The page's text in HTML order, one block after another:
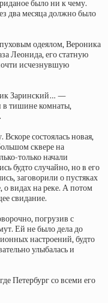
было ни к чему.
два месяца должно было
одеялом, Вероника
Леонида, его статную
исчезнувшую
Заринский… —
в тишине комнаты,
состоялась новая,
сквере на
только начали
будто случайно, но в его
заговорили о пустяках
видах на реке. А потом
свидание.
погрузив с
Ей не было дела до
настроений, будто
улыбалась и
Петербург со всеми его